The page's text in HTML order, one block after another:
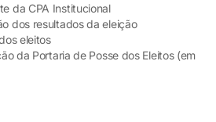
da CPA Institucional
dos resultados da eleição
eleitos
da Portaria de Posse dos Eleitos (em